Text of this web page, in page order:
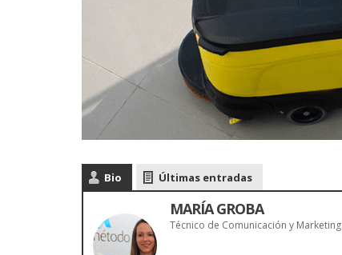
Bio Últimas entradas
MARÍA GROBA
Técnico de Comunicación y Marketing